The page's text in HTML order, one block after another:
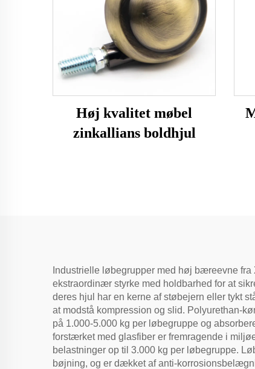
Høj kvalitet møbel
zinkallians boldhjul
Industrielle løbegrupper med høj bæreevne
ekstraordinær styrke med holdbarhed for at
deres hjul har en kerne af støbejern eller tykt
at modstå kompression og slid. Polyurethan-
på 1.000-5.000 kg per løbegruppe og
forstærket med glasfiber er fremragende i
belastninger op til 3.000 kg per løbegruppe.
bøjning, og er dækket af anti-